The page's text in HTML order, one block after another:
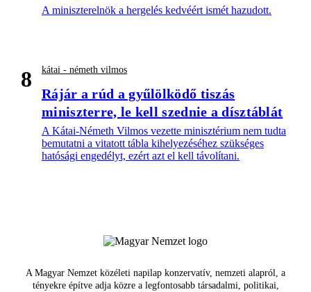
A miniszterelnök a hergelés kedvéért ismét hazudott.
8 kátai - németh vilmos
Rájár a rúd a gyűlölködő tiszás
miniszterre, le kell szednie a dísztáblát
A Kátai-Németh Vilmos vezette minisztérium nem tudta
bemutatni a vitatott tábla kihelyezéséhez szükséges
hatósági engedélyt, ezért azt el kell távolítani.
A Magyar Nemzet közéleti napilap konzervatív, nemzeti alapról, a
tényekre építve adja közre a legfontosabb társadalmi, politikai,